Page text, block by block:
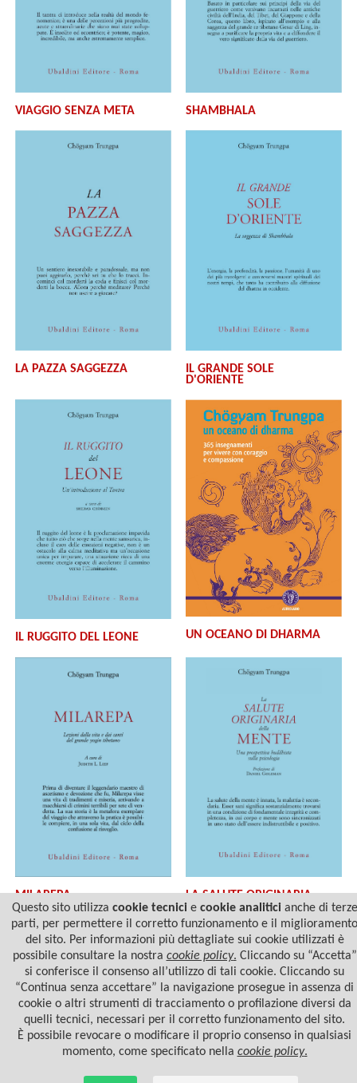
VIAGGIO SENZA META SHAMBHALA
LA PAZZA SAGGEZZA
IL GRANDE SOLE
D'ORIENTE
IL RUGGITO DEL LEONE UN OCEANO DI DHARMA
MILAREPA
LA SALUTE ORIGINARIA
DELLA MENTE
© 2022 Casa Editrice Astrolabio - Ubaldini Editore S.r.l. - P.IVA 10323461003 |
Questo sito utilizza cookie tecnicie cookie analiticianche di terze
parti, per permettere il corretto funzionamento e il miglioramento
del sito. Per informazioni più dettagliate sui cookie utilizzati è
possibile consultare la nostra cookie policy. Cliccando su “Accetta”
si conferisce il consenso all’utilizzo di tali cookie. Cliccando su
“Continua senza accettare” la navigazione prosegue in assenza di
cookie o altri strumenti di tracciamento o profilazione diversi da
quelli tecnici, necessari per il corretto funzionamento del sito.
È possibile revocare o modificare il proprio consenso in qualsiasi
momento, come specificato nella cookie policy.